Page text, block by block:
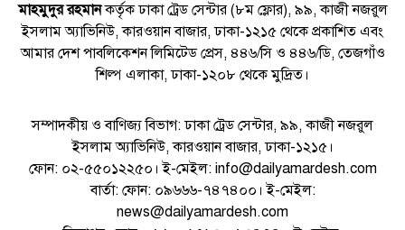
মাহমুদুর রহমানকর্তৃক ঢাকা ট্রেড সেন্টার (৮ম ফ্লোর), ৯৯, কাজী নজরুল
ইসলাম অ্যাভিনিউ, কারওয়ান বাজার, ঢাকা-১২১৫ থেকে প্রকাশিত এবং
আমার দেশ পাবলিকেশন লিমিটেড প্রেস, ৪৪৬/সি ও ৪৪৬/ডি, তেজগাঁও
শিল্প এলাকা, ঢাকা-১২০৮ থেকে মুদ্রিত।
সম্পাদকীয় ও বাণিজ্য বিভাগ: ঢাকা ট্রেড সেন্টার, ৯৯, কাজী নজরুল
ইসলাম অ্যাভিনিউ, কারওয়ান বাজার, ঢাকা-১২১৫।
ফোন: ০২-৫৫০১২২৫০। ই-মেইল: info@dailyamardesh.com
বার্তা: ফোন: ০৯৬৬৬-৭৪৭৪০০। ই-মেইল:
news@dailyamardesh.com